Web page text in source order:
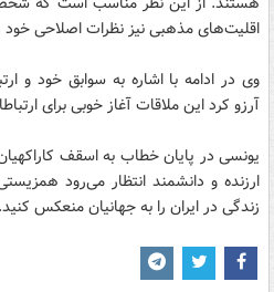
اقلیت‌های مذهبی نیز نظرات اصلاحی خود
وی در ادامه با اشاره به سوابق خود و
آرزو کرد این ملاقات آغاز خوبی برای
یونسی در پایان خطاب به اسقف
ارزنده و دانشمند انتظار می‌رود
زندگی در ایران را به جهانیان منعکس کنید.